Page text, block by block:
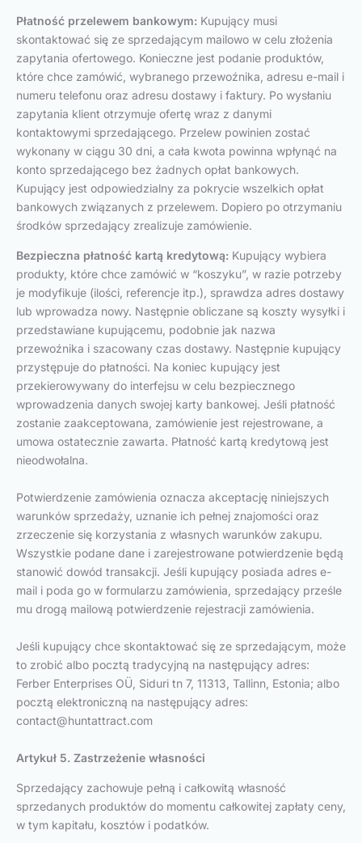
Płatność przelewem bankowym: Kupujący musi
skontaktować się ze sprzedającym mailowo w celu złożenia
zapytania ofertowego. Konieczne jest podanie produktów,
które chce zamówić, wybranego przewoźnika, adresu e-mail i
numeru telefonu oraz adresu dostawy i faktury. Po wysłaniu
zapytania klient otrzymuje ofertę wraz z danymi
kontaktowymi sprzedającego. Przelew powinien zostać
wykonany w ciągu 30 dni, a cała kwota powinna wpłynąć na
konto sprzedającego bez żadnych opłat bankowych.
Kupujący jest odpowiedzialny za pokrycie wszelkich opłat
bankowych związanych z przelewem. Dopiero po otrzymaniu
środków sprzedający zrealizuje zamówienie.
Bezpieczna płatność kartą kredytową: Kupujący wybiera
produkty, które chce zamówić w “koszyku”, w razie potrzeby
je modyfikuje (ilości, referencje itp.), sprawdza adres dostawy
lub wprowadza nowy. Następnie obliczane są koszty wysyłki i
przedstawiane kupującemu, podobnie jak nazwa
przewoźnika i szacowany czas dostawy. Następnie kupujący
przystępuje do płatności. Na koniec kupujący jest
przekierowywany do interfejsu w celu bezpiecznego
wprowadzenia danych swojej karty bankowej. Jeśli płatność
zostanie zaakceptowana, zamówienie jest rejestrowane, a
umowa ostatecznie zawarta. Płatność kartą kredytową jest
nieodwołalna.
Potwierdzenie zamówienia oznacza akceptację niniejszych
warunków sprzedaży, uznanie ich pełnej znajomości oraz
zrzeczenie się korzystania z własnych warunków zakupu.
Wszystkie podane dane i zarejestrowane potwierdzenie będą
stanowić dowód transakcji. Jeśli kupujący posiada adres e-
mail i poda go w formularzu zamówienia, sprzedający prześle
mu drogą mailową potwierdzenie rejestracji zamówienia.
Jeśli kupujący chce skontaktować się ze sprzedającym, może
to zrobić albo pocztą tradycyjną na następujący adres:
Ferber Enterprises OÜ, Siduri tn 7, 11313, Tallinn, Estonia; albo
pocztą elektroniczną na następujący adres:
contact@huntattract.com
Artykuł 5. Zastrzeżenie własności
Sprzedający zachowuje pełną i całkowitą własność
sprzedanych produktów do momentu całkowitej zapłaty ceny,
w tym kapitału, kosztów i podatków.